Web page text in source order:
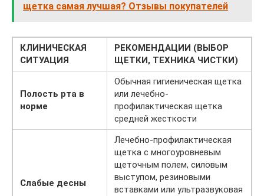
щетка самая лучшая? Отзывы покупателей
КЛИНИЧЕСКАЯ
СИТУАЦИЯ
РЕКОМЕНДАЦИИ (ВЫБОР
ЩЕТКИ, ТЕХНИКА ЧИСТКИ)
Полость рта в
норме
Обычная гигиеническая щетка
или лечебно-
профилактическая щетка
средней жесткости
Слабые десны
Лечебно-профилактическая
щетка с многоуровневым
щеточным полем, силовым
выступом, резиновыми
вставками или ультразвуковая